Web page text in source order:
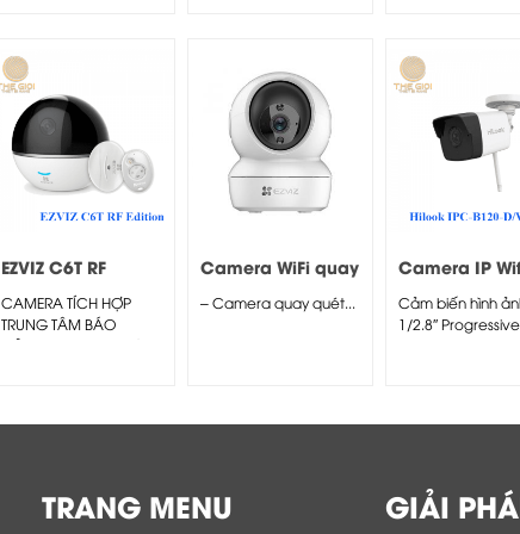
EZVIZ C6T RF
Edition
CAMERA TÍCH HỢP
TRUNG TÂM BÁO
ĐỘNG • Độ phân giải:...
Camera WiFi quay
quét thông minh
EZVIZ H6C 2K
– Camera quay quét...
Camera IP
Hilook IPC-
D/W 1080P
Cảm biến hình
1/2.8″ Progressive
TRANG MENU GIẢI